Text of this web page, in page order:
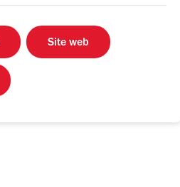
Site web